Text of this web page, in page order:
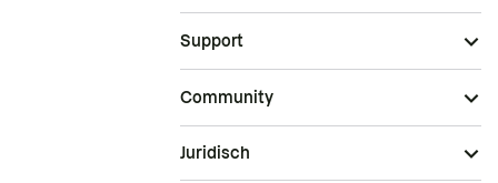
Support
Community
Juridisch